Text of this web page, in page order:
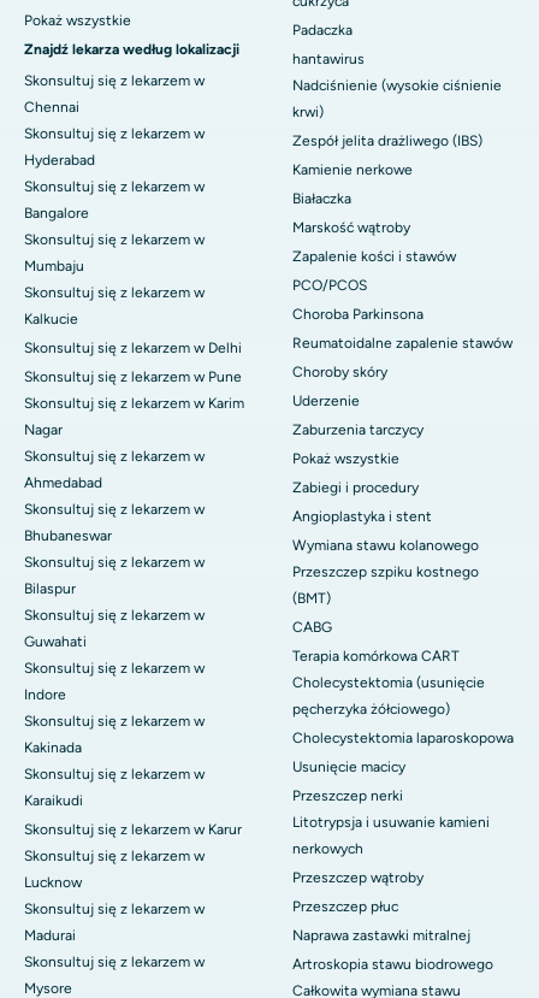
Pokaż wszystkie
Znajdź lekarza według lokalizacji
Skonsultuj się z lekarzem w
Chennai
Skonsultuj się z lekarzem w
Hyderabad
Skonsultuj się z lekarzem w
Bangalore
Skonsultuj się z lekarzem w
Mumbaju
Skonsultuj się z lekarzem w
Kalkucie
Skonsultuj się z lekarzem w Delhi
Skonsultuj się z lekarzem w Pune
Skonsultuj się z lekarzem w Karim
Nagar
Skonsultuj się z lekarzem w
Ahmedabad
Skonsultuj się z lekarzem w
Bhubaneswar
Skonsultuj się z lekarzem w
Bilaspur
Skonsultuj się z lekarzem w
Guwahati
Skonsultuj się z lekarzem w
Indore
Skonsultuj się z lekarzem w
Kakinada
Skonsultuj się z lekarzem w
Karaikudi
Skonsultuj się z lekarzem w Karur
Skonsultuj się z lekarzem w
Lucknow
Skonsultuj się z lekarzem w
Madurai
Skonsultuj się z lekarzem w
Mysore
Padaczka
hantawirus
Nadciśnienie (wysokie ciśnienie
krwi)
Zespół jelita drażliwego (IBS)
Kamienie nerkowe
Białaczka
Marskość wątroby
Zapalenie kości i stawów
PCO/PCOS
Choroba Parkinsona
Reumatoidalne zapalenie stawów
Choroby skóry
Uderzenie
Zaburzenia tarczycy
Pokaż wszystkie
Zabiegi i procedury
Angioplastyka i stent
Wymiana stawu kolanowego
Przeszczep szpiku kostnego
(BMT)
CABG
Terapia komórkowa CART
Cholecystektomia (usunięcie
pęcherzyka żółciowego)
Cholecystektomia laparoskopowa
Usunięcie macicy
Przeszczep nerki
Litotrypsja i usuwanie kamieni
nerkowych
Przeszczep wątroby
Przeszczep płuc
Naprawa zastawki mitralnej
Artroskopia stawu biodrowego
Całkowita wymiana stawu